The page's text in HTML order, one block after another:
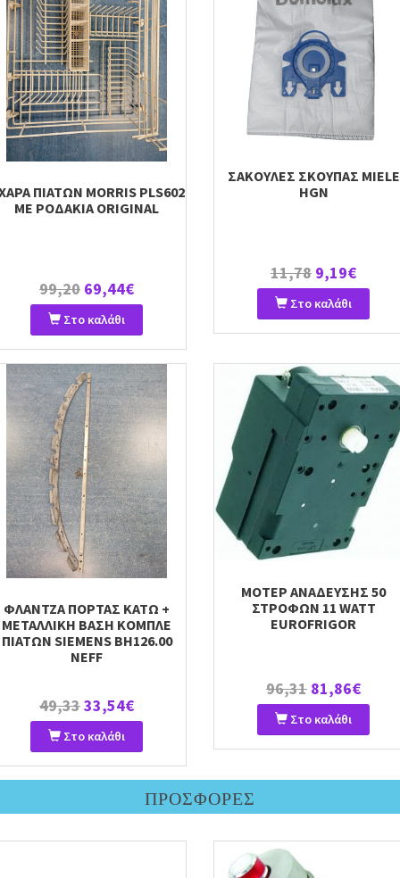
ΠΙΑΤΩΝ MORRIS PLS602
ΜΕ ΡΟΔΑΚΙΑ ORIGINAL
99,20 69,44€
Στο καλάθι
ΣΑΚΟΥΛΕΣ ΣΚΟΥΠΑΣ MIELE
HGN
11,78 9,19€
Στο καλάθι
ΦΛΑΝΤΖΑ ΠΟΡΤΑΣ ΚΑΤΩ +
ΜΕΤΑΛΛΙΚΗ ΒΑΣΗ ΚΟΜΠΛΕ
ΠΙΑΤΩΝ SIEMENS ΒΗ126.00
NEFF
49,3333,54€
Στο καλάθι
ΜΟΤΕΡ ΑΝΑΔΕΥΣΗΣ 50
ΣΤΡΟΦΩΝ 11 WATT
EUROFRIGOR
96,31 81,86€
Στο καλάθι
ΠΡΟΣΦΟΡΕΣ